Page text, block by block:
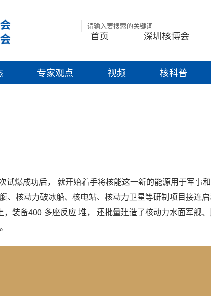
首页 深圳核博会
专家观点 视频 核科普
爆成功后， 就开始着手将核能这一新的能源用于军事
、核动力破冰船、核电站、核动力卫星等研制项目接连
装备400 多座反应 堆， 还批量建造了核动力水面军舰